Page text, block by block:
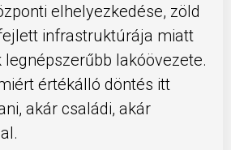
elhelyezkedése, zöld
infrastruktúrája miatt
legnépszerűbb lakóövezete.
értékálló döntés itt
akár családi, akár